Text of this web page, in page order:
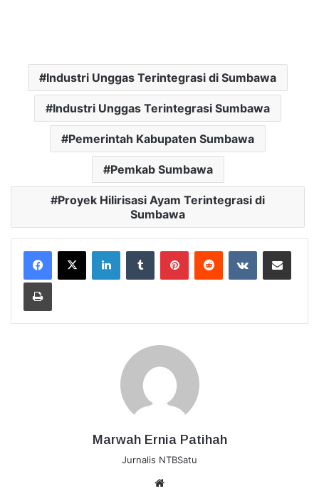
Industri Unggas Terintegrasi di Sumbawa
Industri Unggas Terintegrasi Sumbawa
Pemerintah Kabupaten Sumbawa
Pemkab Sumbawa
Proyek Hilirisasi Ayam Terintegrasi di
Sumbawa
LinkedInTumblr PinterestReddit VKontakteBagikan Lewat Email
Cetak
Marwah Ernia Patihah
Jurnalis NTBSatu